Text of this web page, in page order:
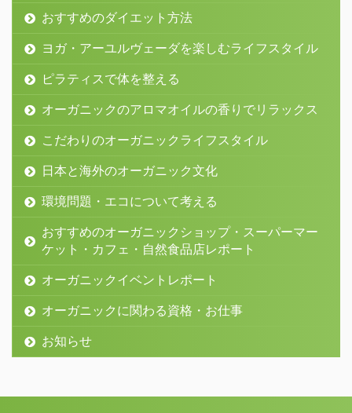
おすすめのダイエット方法
ヨガ・アーユルヴェーダを楽しむライフスタイル
ピラティスで体を整える
オーガニックのアロマオイルの香りでリラックス
こだわりのオーガニックライフスタイル
日本と海外のオーガニック文化
環境問題・エコについて考える
おすすめのオーガニックショップ・スーパーマー
ケット・カフェ・自然食品店レポート
オーガニックイベントレポート
オーガニックに関わる資格・お仕事
お知らせ